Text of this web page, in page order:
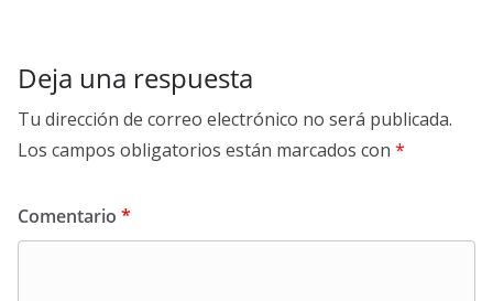
Deja una respuesta
Tu dirección de correo electrónico no será publicada.
Los campos obligatorios están marcados con *
Comentario *